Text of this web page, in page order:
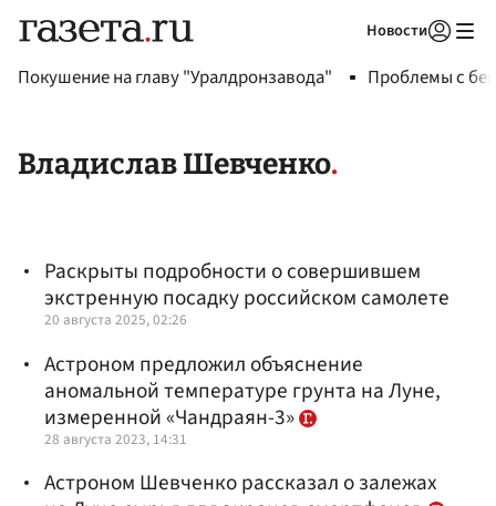
Новости
Покушение на главу "Уралдронзавода" Проблемы с
Владислав Шевченко
Раскрыты подробности о совершившем
экстренную посадку российском самолете
20 августа 2025, 02:26
Астроном предложил объяснение
аномальной температуре грунта на Луне,
измеренной «Чандраян-3»
28 августа 2023, 14:31
Астроном Шевченко рассказал о залежах